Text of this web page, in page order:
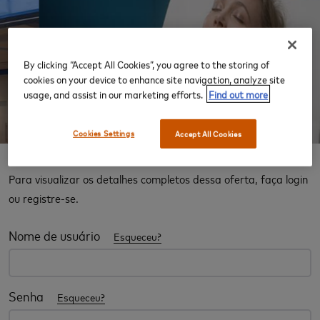
Experiência Salas VIP
Para visualizar os detalhes completos dessa oferta, faça login
ou registre-se.
Nome de usuário Esqueceu?
Senha Esqueceu?
By clicking “Accept All Cookies”, you agree to the storing of
cookies on your device to enhance site navigation, analyze site
usage, and assist in our marketing efforts. Find out more
Accept All Cookies
Cookies Settings